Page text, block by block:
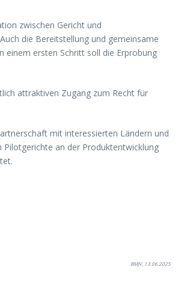
zwischen Gericht und
die Bereitstellung und gemeinsame
einem ersten Schritt soll die Erprobung
attraktiven Zugang zum Recht für
mit interessierten Ländern und
Pilotgerichte an der Produktentwicklung
BMJV, 13.06.2025